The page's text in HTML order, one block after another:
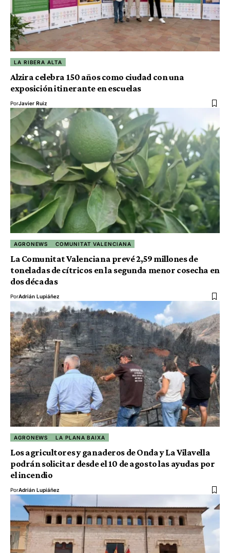
LA RIBERA ALTA
Alzira celebra 150 años como ciudad con una
exposición itinerante en escuelas
PorJavier Ruiz
AGRONEWS COMUNITAT VALENCIANA
La Comunitat Valenciana prevé 2,59 millones de
toneladas de cítricos en la segunda menor cosecha en
dos décadas
PorAdrián Lupiáñez
AGRONEWS LA PLANA BAIXA
Los agricultores y ganaderos de Onda y La Vilavella
podrán solicitar desde el 10 de agosto las ayudas por
el incendio
PorAdrián Lupiáñez